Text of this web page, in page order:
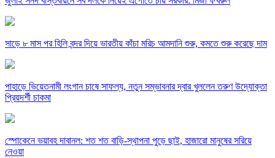
সাড়ে ৮ মাস পর হিলি বন্দর দিয়ে ভারতীয় কাঁচা মরিচ আমদানি শুরু, কমতে শুরু করেছে দাম
পাহাড়ে ভিয়েতনামী লংগান চাষে সাফল্য, নতুন সম্ভাবনার দ্বার খুললেন তরুণ উদ্যোক্তা
প্রিয়দর্শী চাকমা
স্পোকেনে ভয়াবহ দাবানল: শত শত বাড়ি-স্থাপনা পুড়ে ছাই, হাজারো মানুষের সরিয়ে
নেওয়া